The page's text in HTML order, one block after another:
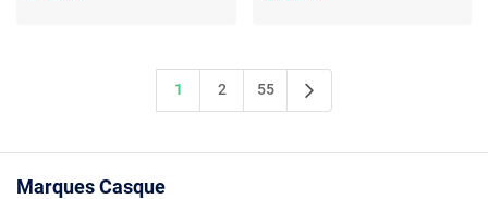
1 2 55
Marques Casque